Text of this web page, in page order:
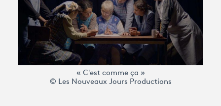
« C'est comme ça »
© Les Nouveaux Jours Productions